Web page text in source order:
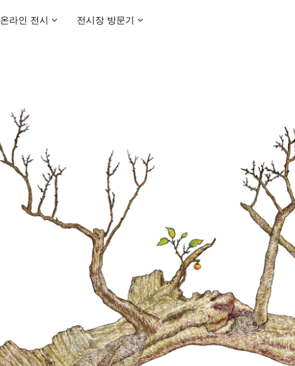
온라인 전시 전시장 방문기